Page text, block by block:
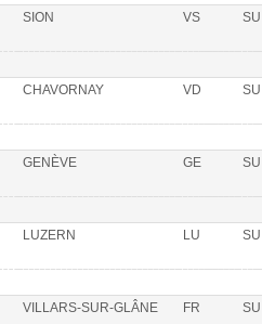
SION VS
CHAVORNAY VD
GENÈVE GE
LUZERN LU
VILLARS-SUR-GLÂNE FR